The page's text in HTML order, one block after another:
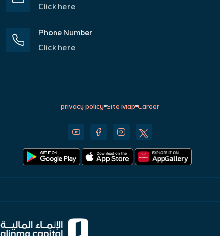
Click here
Phone Number
Click here
privacy policy Site Map Career